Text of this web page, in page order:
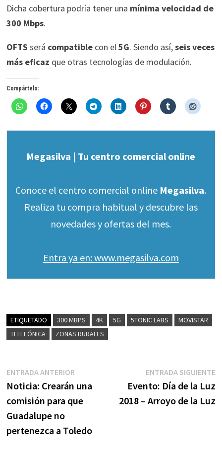
Dicha cobertura podría tener una mínima velocidad de
300 Mbps.
OFTS será compatiblecon el5G. Siendo así,seis veces
más eficaz que otras tecnologías de modulación.
Compártelo:
Megasilva | Tu centro comercial online
Conoce el centro comercial online Megasilva.
Realiza tu compra habitual y descubre las
novedades y ofertas del mes.
Entra ya en: www.megasilva.com
ETIQUETADO 300 MBPS 4K 5G 5TONIC LABS
MOVISTAR
TELEFÓNICA
ZONAS RURALES
Navegación
de
entradas
ENTRADA ANTERIOREntrada
anterior:
Noticia: Crearán una
comisión para que
Guadalupe no
pertenezca a Toledo
ENTRADA SIGUIENTE
Evento: Día de la Luz
2018 – Arroyo de la Luz